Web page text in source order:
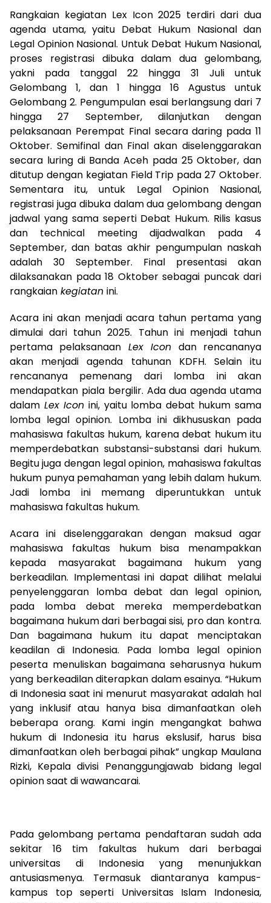
Rangkaian kegiatan Lex Icon 2025 terdiri dari dua
agenda utama, yaitu Debat Hukum Nasional dan
Legal Opinion Nasional. Untuk Debat Hukum Nasional,
proses registrasi dibuka dalam dua gelombang,
yakni pada tanggal 22 hingga 31 Juli untuk
Gelombang 1, dan 1 hingga 16 Agustus untuk
Gelombang 2. Pengumpulan esai berlangsung dari 7
hingga 27 September, dilanjutkan dengan
pelaksanaan Perempat Final secara daring pada 11
Oktober. Semifinal dan Final akan diselenggarakan
secara luring di Banda Aceh pada 25 Oktober, dan
ditutup dengan kegiatan Field Trip pada 27 Oktober.
Sementara itu, untuk Legal Opinion Nasional,
registrasi juga dibuka dalam dua gelombang dengan
jadwal yang sama seperti Debat Hukum. Rilis kasus
dan technical meeting dijadwalkan pada 4
September, dan batas akhir pengumpulan naskah
adalah 30 September. Final presentasi akan
dilaksanakan pada 18 Oktober sebagai puncak dari
rangkaian kegiatan ini.
Acara ini akan menjadi acara tahun pertama yang
dimulai dari tahun 2025. Tahun ini menjadi tahun
pertama pelaksanaan Lex Icon dan rencananya
akan menjadi agenda tahunan KDFH. Selain itu
rencananya pemenang dari lomba ini akan
mendapatkan piala bergilir. Ada dua agenda utama
dalam Lex Icon ini, yaitu lomba debat hukum sama
lomba legal opinion. Lomba ini dikhususkan pada
mahasiswa fakultas hukum, karena debat hukum itu
memperdebatkan substansi-substansi dari hukum.
Begitu juga dengan legal opinion, mahasiswa fakultas
hukum punya pemahaman yang lebih dalam hukum.
Jadi lomba ini memang diperuntukkan untuk
mahasiswa fakultas hukum.
Acara ini diselenggarakan dengan maksud agar
mahasiswa fakultas hukum bisa menampakkan
kepada masyarakat bagaimana hukum yang
berkeadilan. Implementasi ini dapat dilihat melalui
penyelenggaran lomba debat dan legal opinion,
pada lomba debat mereka memperdebatkan
bagaimana hukum dari berbagai sisi, pro dan kontra.
Dan bagaimana hukum itu dapat menciptakan
keadilan di Indonesia. Pada lomba legal opinion
peserta menuliskan bagaimana seharusnya hukum
yang berkeadilan diterapkan dalam esainya. “Hukum
di Indonesia saat ini menurut masyarakat adalah hal
yang inklusif atau hanya bisa dimanfaatkan oleh
beberapa orang. Kami ingin mengangkat bahwa
hukum di Indonesia itu harus ekslusif, harus bisa
dimanfaatkan oleh berbagai pihak” ungkap Maulana
Rizki, Kepala divisi Penanggungjawab bidang legal
opinion saat di wawancarai.
Pada gelombang pertama pendaftaran sudah ada
sekitar 16 tim fakultas hukum dari berbagai
universitas di Indonesia yang menunjukkan
antusiasmenya. Termasuk diantaranya kampus-
kampus top seperti Universitas Islam Indonesia,